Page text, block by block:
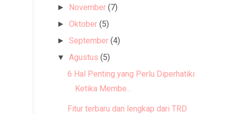
► November (7)
►Oktober (5)
►September (4)
▼ Agustus (5)
6 Hal Penting yang Perlu Diperhatikan
Ketika Membe...
Fitur terbaru dan lengkap dari TRD